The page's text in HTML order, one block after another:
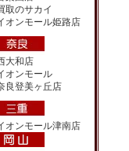
取のサカイ
オンモール姫路店
大和店
オンモール
良登美ヶ丘店
オンモール津南店